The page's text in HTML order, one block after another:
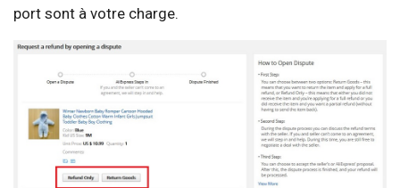
port sont à votre charge.